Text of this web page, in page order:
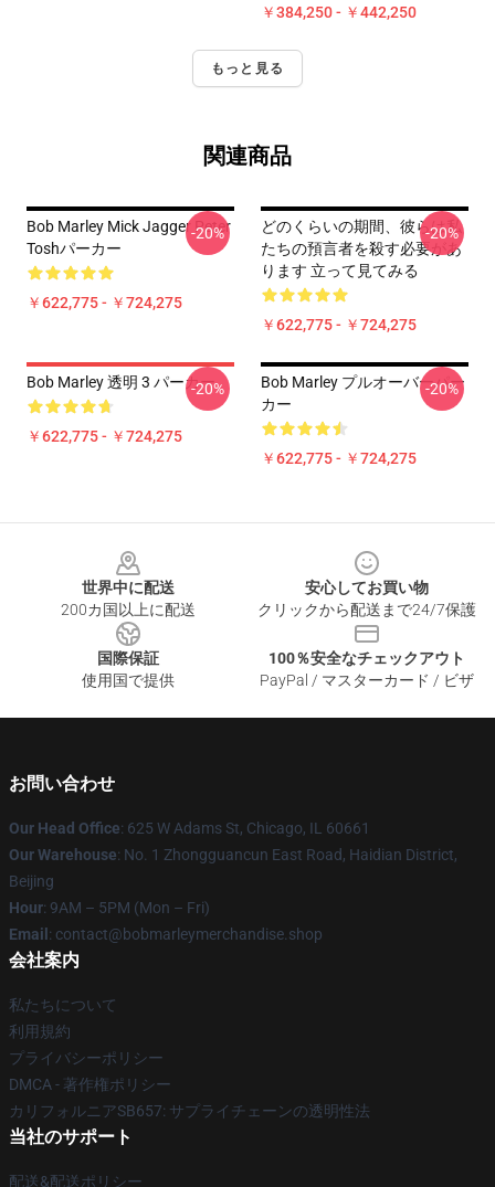
￥384,250 - ￥442,250
もっと見る
関連商品
Bob Marley Mick Jagger Peter
Toshパーカー
￥622,775 - ￥724,275
-20%
どのくらいの期間、彼らは私
たちの預言者を殺す必要があ
ります 立って見てみる
￥622,775 - ￥724,275
-20%
Bob Marley 透明 3 パーカー
￥622,775 - ￥724,275
-20%
Bob Marley プルオーバーパー
カー
￥622,775 - ￥724,275
-20%
世界中に配送
200カ国以上に配送
安心してお買い物
クリックから配送まで24/7保護
国際保証
使用国で提供
100％安全なチェックアウト
PayPal / マスターカード / ビザ
お問い合わせ
Our Head Office: 625 W Adams St, Chicago, IL 60661
Our Warehouse: No. 1 Zhongguancun East Road, Haidian District,
Beijing
Hour: 9AM – 5PM (Mon – Fri)
Email : contact@bobmarleymerchandise.shop
会社案内
私たちについて
利用規約
プライバシーポリシー
DMCA - 著作権ポリシー
カリフォルニアSB657: サプライチェーンの透明性法
当社のサポート
配送&配送ポリシー